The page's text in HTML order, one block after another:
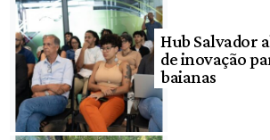
Hub Salvador
de inovação
baianas